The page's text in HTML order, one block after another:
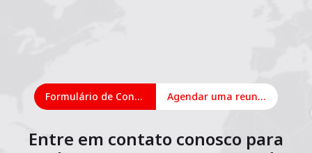
Formulário de Contato Agendar uma reunião on-line
Entre em contato conosco para